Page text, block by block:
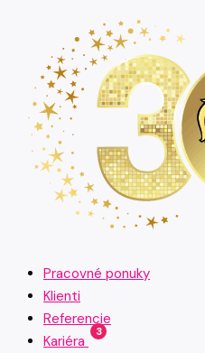
Pracovné ponuky
Klienti
Referencie
Kariéra
3